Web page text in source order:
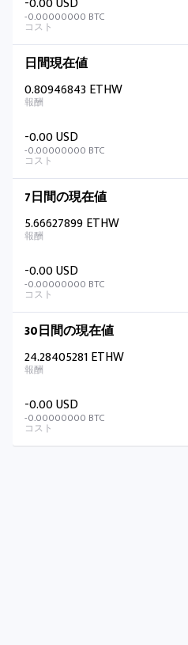
-0.00000000 BTC
日間現在値
0.80946843 ETHW
-0.00 USD
-0.00000000 BTC
7日間の現在値
5.66627899 ETHW
-0.00 USD
-0.00000000 BTC
30日間の現在値
24.28405281 ETHW
-0.00 USD
-0.00000000 BTC